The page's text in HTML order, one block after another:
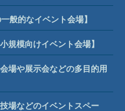
般的なイベント会場】
模向けイベント会場】
場や展示会などの多目的用
場などのイベントスペー